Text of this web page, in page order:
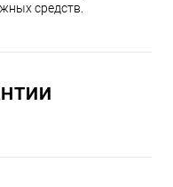
средств.